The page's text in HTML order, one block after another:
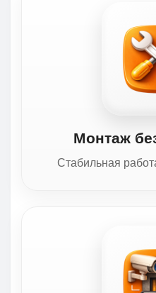
Монтаж
Стабильная